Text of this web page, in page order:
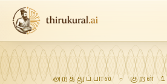
அறத்துப்பால்· குறள்